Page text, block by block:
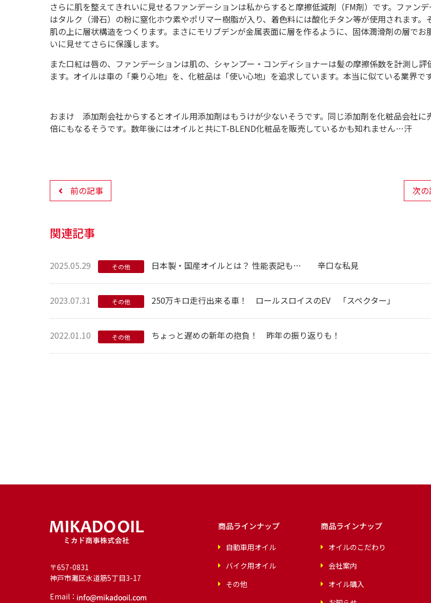
さらに肌を整えてきれいに見せるファンデーションは私からすると摩擦低減剤（FM剤）です。ファン
はタルク（滑石）の粉に窒化ホウ素やポリマー樹脂が入り、着色料には酸化チタン等が使用されます。
肌の上に層状構造をつくります。まさにモリブデンが金属表面に層を作るように、固体潤滑剤の層でお
いに見せてさらに保護します。
また口紅は唇の、ファンデーションは肌の、シャンプー・コンディショナーは髪の摩擦係数を計測し評
ます。オイルは車の「乗り心地」を、化粧品は「使い心地」を追求しています。本当に似ている業界で
おまけ 添加剤会社からするとオイル用添加剤はもうけが少ないそうです。同じ添加剤を化粧品会社に
倍にもなるそうです。数年後にはオイルと共にT-BLEND化粧品を販売しているかも知れません…汗
前の記事 次
関連記事
2025.05.29 その他 日本製・国産オイルとは？ 性能表記も… 辛口な私見
2023.07.31 その他 250万キロ走行出来る車！ ロールスロイスのEV 「スペクター」
2022.01.10 その他 ちょっと遅めの新年の抱負！ 昨年の振り返りも！
〒657-0831
神戸市灘区水道筋5丁目3-17
Email：
商品ラインナップ
自動車用オイル
バイク用オイル
その他
商品ラインナップ
オイルのこだわり
会社案内
オイル購入